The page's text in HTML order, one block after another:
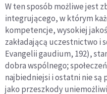
W ten sposób możliwe jest
integrującego, w którym
kompetencje, wysokiej
zakładającą uczestnictwo i
Evangelii gaudium, 192),
dobra wspólnego;
najbiedniejsi i ostatni nie są
jako przeszkody